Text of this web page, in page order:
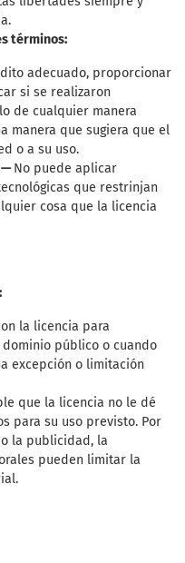
términos:
adecuado, proporcionar
si se realizaron
de cualquier manera
manera que sugiera que el
o a su uso.
—No puede aplicar
que restrinjan
cosa que la licencia
la licencia para
público o cuando
excepción o limitación
que la licencia no le dé
para su uso previsto. Por
la publicidad, la
pueden limitar la